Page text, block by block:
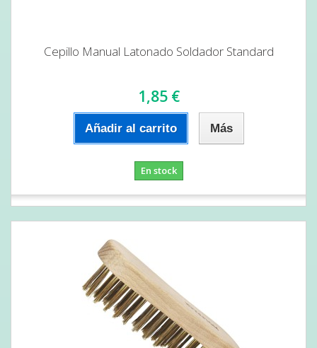
Cepillo Manual Latonado Soldador Standard
1,85 €
Añadir al carrito Más
En stock